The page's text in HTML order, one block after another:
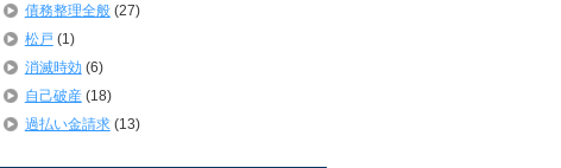
債務整理全般(27)
松戸 (1)
消滅時効 (6)
自己破産(18)
過払い金請求(13)